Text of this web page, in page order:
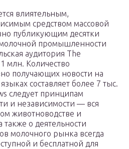
влиятельным,
средством массовой
публикующим десятки
промышленности
аудитория The
млн. Количество
получающих новости на
составляет более 7 тыс.
следует принципам
и независимости — вся
животноводстве и
о деятельности
молочного рынка всегда
и бесплатной для